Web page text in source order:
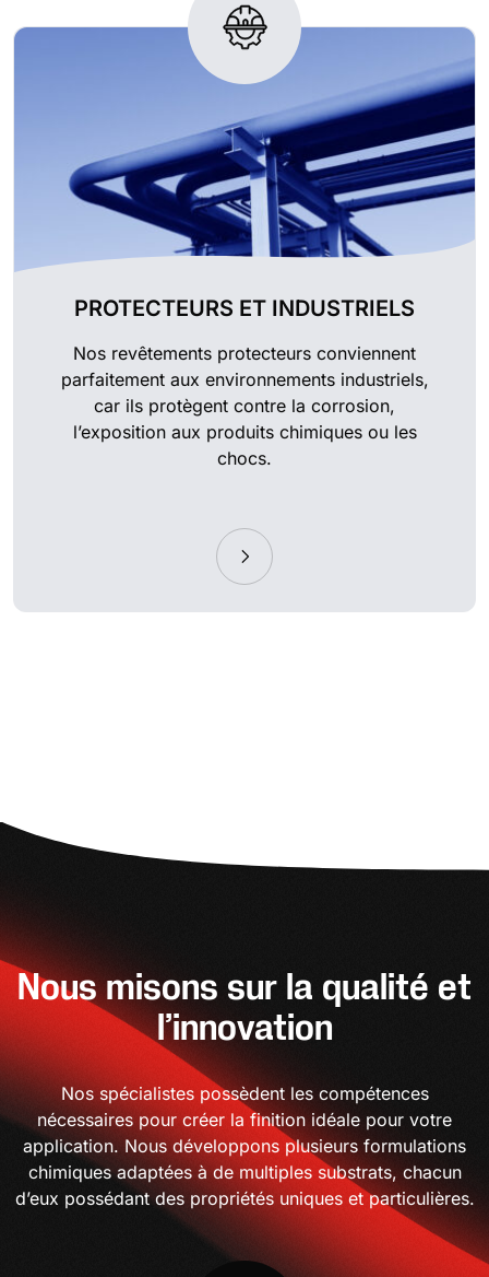
PROTECTEURS ET INDUSTRIELS
Nos revêtements protecteurs conviennent
parfaitement aux environnements industriels,
car ils protègent contre la corrosion,
l’exposition aux produits chimiques ou les
chocs.
Nous misons sur la qualité et
l’innovation
Nos spécialistes possèdent les compétences
nécessaires pour créer la finition idéale pour votre
application. Nous développons plusieurs formulations
chimiques adaptées à de multiples substrats, chacun
d’eux possédant des propriétés uniques et particulières.